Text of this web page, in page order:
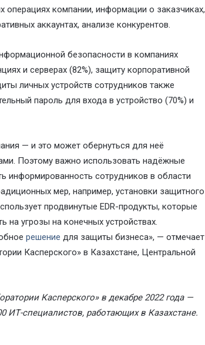
компании, информации о заказчиках,
аккаунтах, анализе конкурентов.
безопасности в компаниях
и серверах (82%), защиту корпоративной
личных устройств сотрудников также
пароль для входа в устройство (70%) и
— и это может обернуться для неё
Поэтому важно использовать надёжные
информированность сотрудников в области
мер, например, установки защитного
продвинутые EDR-продукты, которые
на угрозы на конечных устройствах.
решение для защиты бизнеса», — отмечает
Касперского» в Казахстане, Центральной
Касперского» в декабре 2022 года —
ИТ-специалистов, работающих в Казахстане.